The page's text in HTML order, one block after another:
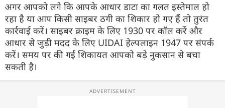
अगर आपको लगे कि आपके आधार डाटा का गलत इस्तेमाल हो
रहा है या आप किसी साइबर ठगी का शिकार हो गए हैं तो तुरंत
कार्रवाई करें। साइबर क्राइम के लिए 1930 पर कॉल करें और
आधार से जुड़ी मदद के लिए UIDAI हेल्पलाइन 1947 पर संपर्क
करें। समय पर की गई शिकायत आपको बड़े नुकसान से बचा
सकती है।